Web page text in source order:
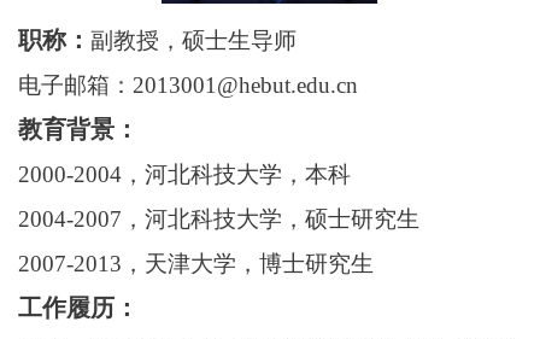
职称： 副教授，硕士生导师
电子邮箱： 2013001@hebut.edu.cn
教育背景：
2000-2004，河北科技大学，本科
2004-2007，河北科技大学，硕士研究生
2007-2013，天津大学，博士研究生
工作履历：